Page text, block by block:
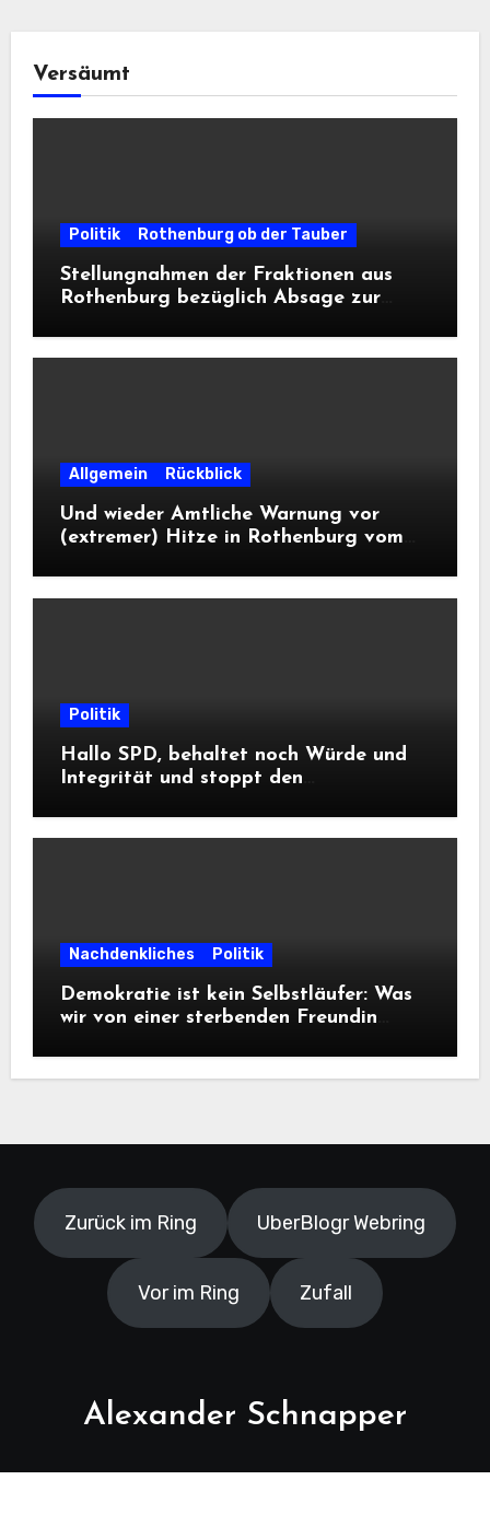
Versäumt
Politik Rothenburg ob der Tauber
Stellungnahmen der Fraktionen aus
Rothenburg bezüglich Absage zur
Allgemein Rückblick
Und wieder Amtliche Warnung vor
(extremer) Hitze in Rothenburg vom
Politik
Hallo SPD, behaltet noch Würde und
Integrität und stoppt den
Informationsfreiheit!
Nachdenkliches Politik
Demokratie ist kein Selbstläufer: Was
wir von einer sterbenden Freundin
Zurück im Ring UberBlogr Webring
Vor im Ring Zufall
Alexander Schnapper